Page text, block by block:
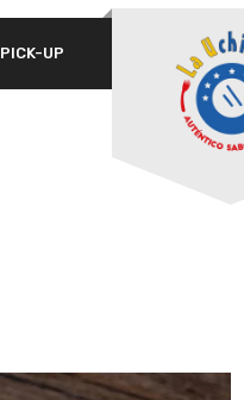
PICK-UP